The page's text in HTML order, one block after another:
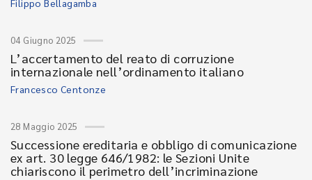
Filippo Bellagamba
04 Giugno 2025
L’accertamento del reato di corruzione
internazionale nell’ordinamento italiano
Francesco Centonze
28 Maggio 2025
Successione ereditaria e obbligo di comunicazione
ex art. 30 legge 646/1982: le Sezioni Unite
chiariscono il perimetro dell’incriminazione